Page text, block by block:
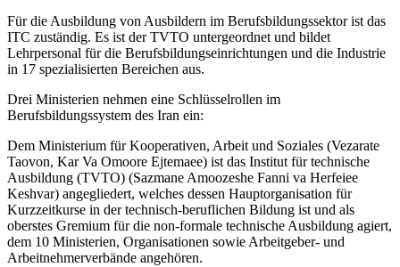
Für die Ausbildung von Ausbildern im Berufsbildungssektor ist das
ITC zuständig. Es ist der TVTO untergeordnet und bildet
Lehrpersonal für die Berufsbildungseinrichtungen und die Industrie
in 17 spezialisierten Bereichen aus.
Drei Ministerien nehmen eine Schlüsselrollen im
Berufsbildungssystem des Iran ein:
Dem Ministerium für Kooperativen, Arbeit und Soziales (Vezarate
Taovon, Kar Va Omoore Ejtemaee) ist das Institut für technische
Ausbildung (TVTO) (Sazmane Amoozeshe Fanni va Herfeiee
Keshvar) angegliedert, welches dessen Hauptorganisation für
Kurzzeitkurse in der technisch-beruflichen Bildung ist und als
oberstes Gremium für die non-formale technische Ausbildung agiert,
dem 10 Ministerien, Organisationen sowie Arbeitgeber- und
Arbeitnehmerverbände angehören.